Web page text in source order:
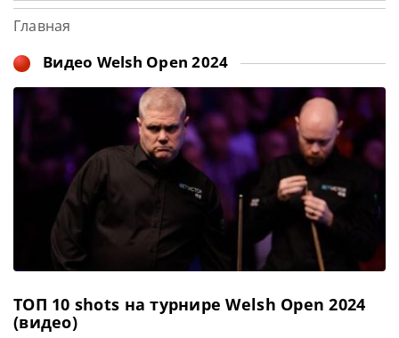
Главная
Видео Welsh Open 2024
ТОП 10 shots на турнире Welsh Open 2024
(видео)